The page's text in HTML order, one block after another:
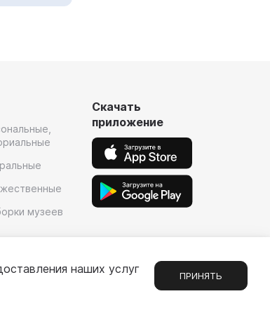
музеев
Скачать
приложение
наших услуг
ПРИНЯТЬ